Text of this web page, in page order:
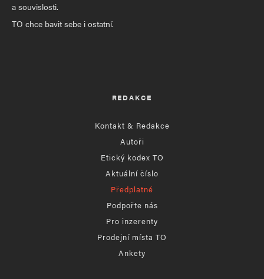
a souvislosti.
TO chce bavit sebe i ostatní.
REDAKCE
Kontakt & Redakce
Autoři
Etický kodex TO
Aktuální číslo
Předplatné
Podpořte nás
Pro inzerenty
Prodejní místa TO
Ankety